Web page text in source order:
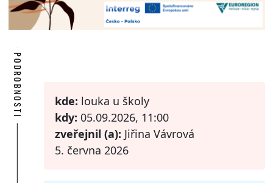
PODROBNOSTI kde: louka u školy
kdy: 05.09.2026, 11:00
zveřejnil (a): Jiřina Vávrová
5. června 2026